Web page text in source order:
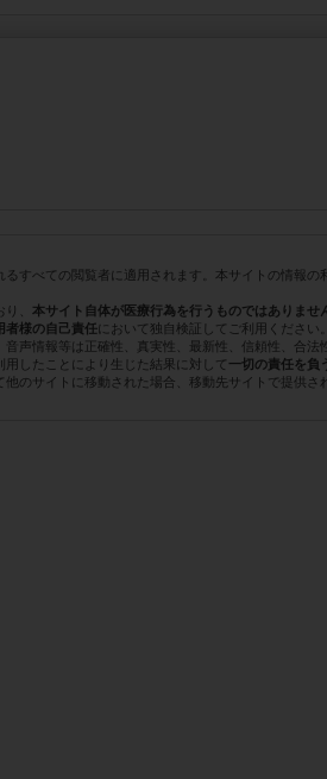
すべての閲覧者に適用されます。本サイトの情報
、 本サイト自体が医療行為を行うものではありませ
者様の自己責任において独自検証してご利用くださ
声情報等は正確性、真実性、最新性、信頼性、合
したことにより生じた結果に対して 一切の責任を負
のサイトに移動された場合、移動先サイトで提供